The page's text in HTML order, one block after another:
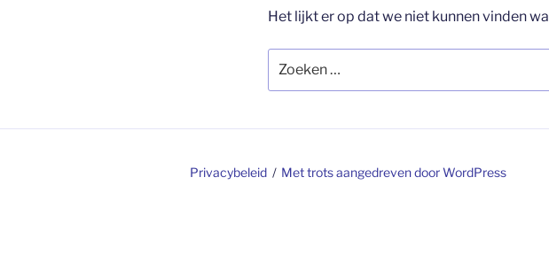
Het lijkt er op dat we niet kunnen vinden
naar:
Privacybeleid Met trots aangedreven door WordPress